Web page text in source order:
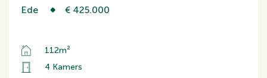
Ede € 425.000
112m²
4 Kamers